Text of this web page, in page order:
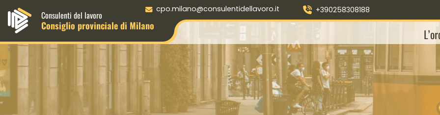
Menu principale desktop
Consulenti del lavoro
Consiglio provinciale di Milano
cpo.milano@consulentidellavoro.it +390258308188